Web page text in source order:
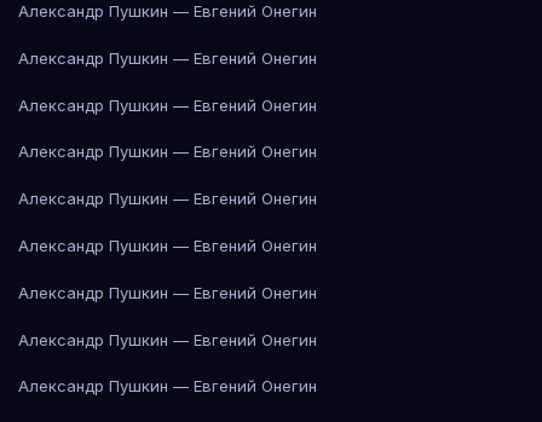
Александр Пушкин — Евгений Онегин
Александр Пушкин — Евгений Онегин
Александр Пушкин — Евгений Онегин
Александр Пушкин — Евгений Онегин
Александр Пушкин — Евгений Онегин
Александр Пушкин — Евгений Онегин
Александр Пушкин — Евгений Онегин
Александр Пушкин — Евгений Онегин
Александр Пушкин — Евгений Онегин